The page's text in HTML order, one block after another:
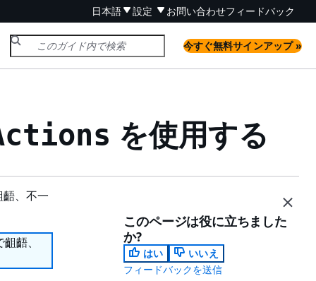
日本語 設定 お問い合わせフィードバック
今すぐ無料サインアップ »
を使用する
、不一
齬、
このページは役に立ちました
か?
はい
いいえ
フィードバックを送信